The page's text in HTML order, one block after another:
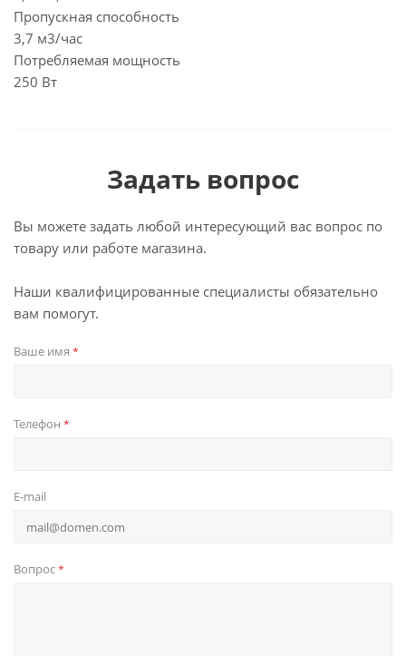
Пропускная способность
3,7 м3/час
Потребляемая мощность
250 Вт
Задать вопрос
Вы можете задать любой интересующий вас вопрос по
товару или работе магазина.
Наши квалифицированные специалисты обязательно
вам помогут.
Ваше имя *
Телефон *
E-mail
Вопрос*